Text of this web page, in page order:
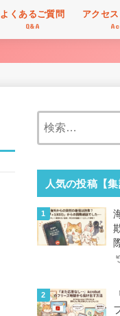
よくあるご質問
Q&A
アクセ
人気の投稿【集